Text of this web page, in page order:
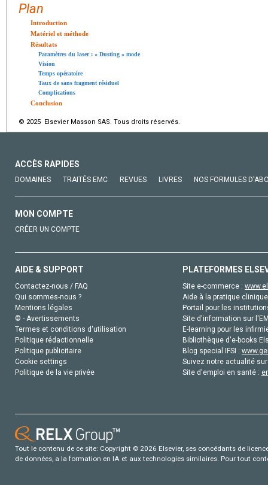
Plan
Introduction
Matériel et méthode
Résultats
Paramètres du laser : « Dusting » mode
Vision
Temps opératoire
Taux de sans fragment résiduel
Complications
Conclusion
© 2025 Elsevier Masson SAS. Tous droits réservés.
ACCÈS RAPIDES
DOMAINES TRAITÉS EMC REVUES LIVRES NOS FORMULES
MON COMPTE
CRÉER UN COMPTE
AIDE & SUPPORT
Contactez-nous / FAQ
Qui sommes-nous ?
Mentions légales
© - Avertissements
Termes et conditions d'utilisation
Politique rédactionnelle
Politique publicitaire
Cookie settings
Politique de la vie privée
PLATEFORMES
Site e-commerce :
Aide à la pratique
Portail pour les
Site d'information sur
E-learning pour les
Bibliothèque d'e-books
Blog special IFSI :
Suivez notre actualité
Site d'emploi en santé :
Tout le contenu de ce site: Copyright © 2026 Elsevier, ses concédants de
de données, a la formation en IA et aux technologies similaires. Pour tout